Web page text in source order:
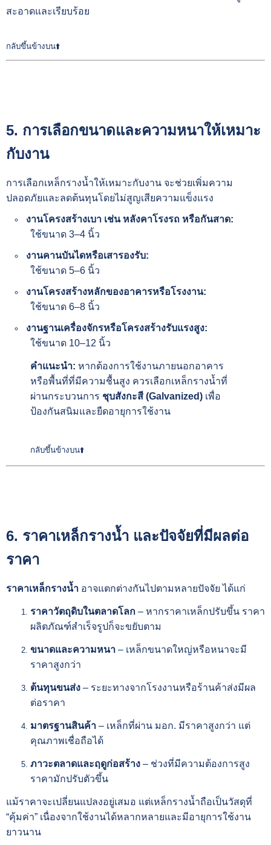
สะอาดและเรียบร้อย
กลับขึ้นข้างบน⬆️
5. การเลือกขนาดและความหนาให้เหมาะ
กับงาน
การเลือกเหล็กรางน้ำให้เหมาะกับงาน จะช่วยเพิ่มความ
ปลอดภัยและลดต้นทุนโดยไม่สูญเสียความแข็งแรง
งานโครงสร้างเบา เช่น หลังคาโรงรถ หรือกันสาด:
ใช้ขนาด 3–4 นิ้ว
งานคานบันไดหรือเสารองรับ:
ใช้ขนาด 5–6 นิ้ว
งานโครงสร้างหลักของอาคารหรือโรงงาน:
ใช้ขนาด 6–8 นิ้ว
งานฐานเครื่องจักรหรือโครงสร้างรับแรงสูง:
ใช้ขนาด 10–12 นิ้ว
คำแนะนำ: หากต้องการใช้งานภายนอกอาคาร
หรือพื้นที่ที่มีความชื้นสูง ควรเลือกเหล็กรางน้ำที่
ผ่านกระบวนการ ชุบสังกะสี (Galvanized) เพื่อ
ป้องกันสนิมและยืดอายุการใช้งาน
กลับขึ้นข้างบน⬆️
6. ราคาเหล็กรางน้ำ และปัจจัยที่มีผลต่อ
ราคา
ราคาเหล็กรางน้ำ อาจแตกต่างกันไปตามหลายปัจจัย ได้แก่
ราคาวัตถุดิบในตลาดโลก – หากราคาเหล็กปรับขึ้น ราคา
ผลิตภัณฑ์สำเร็จรูปก็จะขยับตาม
ขนาดและความหนา – เหล็กขนาดใหญ่หรือหนาจะมี
ราคาสูงกว่า
ต้นทุนขนส่ง – ระยะทางจากโรงงานหรือร้านค้าส่งมีผล
ต่อราคา
มาตรฐานสินค้า – เหล็กที่ผ่าน มอก. มีราคาสูงกว่า แต่
คุณภาพเชื่อถือได้
ภาวะตลาดและฤดูก่อสร้าง – ช่วงที่มีความต้องการสูง
ราคามักปรับตัวขึ้น
แม้ราคาจะเปลี่ยนแปลงอยู่เสมอ แต่เหล็กรางน้ำถือเป็นวัสดุที่
“คุ้มค่า” เนื่องจากใช้งานได้หลากหลายและมีอายุการใช้งาน
ยาวนาน